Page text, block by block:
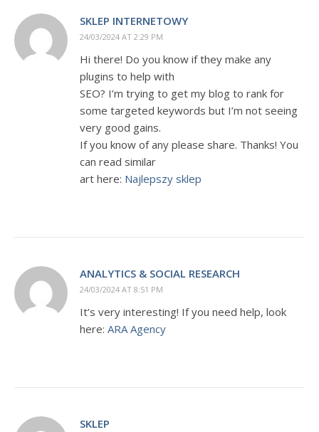
SKLEP INTERNETOWY
24/03/2024 AT 2:29 PM
Hi there! Do you know if they make any
plugins to help with
SEO? I’m trying to get my blog to rank for
some targeted keywords but I’m not seeing
very good gains.
If you know of any please share. Thanks! You
can read similar
art here: Najlepszy sklep
ANALYTICS & SOCIAL RESEARCH
24/03/2024 AT 8:51 PM
It’s very interesting! If you need help, look
here: ARA Agency
SKLEP